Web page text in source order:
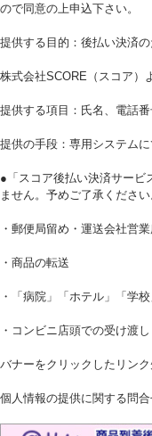
ので同意の上申込下さい。
提供する目的：後払い決済
株式会社SCORE（スコア）
提供する項目：氏名、電話
提供の手段：専用システム
●「スコア後払い決済サービ
ません。予めご了承ください
・郵便局留め・運送会社営
・商品の転送
・「病院」「ホテル」「学
・コンビニ店頭での受け渡し
バナーをクリックしたリン
個人情報の提供に関する問